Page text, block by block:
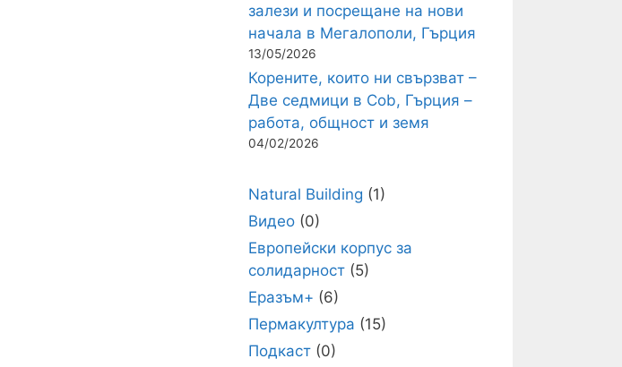
залези и посрещане на нови
начала в Мегалополи, Гърция
13/05/2026
Корените, които ни свързват –
Две седмици в Cob, Гърция –
работа, общност и земя
04/02/2026
Natural Building (1)
Видео (0)
Европейски корпус за
солидарност (5)
Еразъм+ (6)
Пермакултура (15)
Подкаст (0)